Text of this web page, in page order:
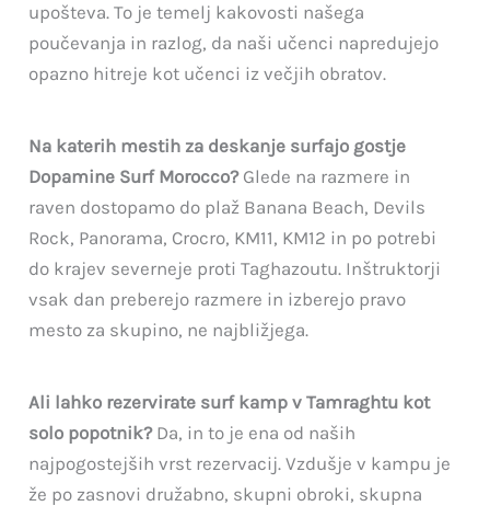
upošteva. To je temelj kakovosti našega
poučevanja in razlog, da naši učenci napredujejo
opazno hitreje kot učenci iz večjih obratov.
Na katerih mestih za deskanje surfajo gostje
Dopamine Surf Morocco?Glede na razmere in
raven dostopamo do plaž Banana Beach, Devils
Rock, Panorama, Crocro, KM11, KM12 in po potrebi
do krajev severneje proti Taghazoutu. Inštruktorji
vsak dan preberejo razmere in izberejo pravo
mesto za skupino, ne najbližjega.
Ali lahko rezervirate surf kamp v Tamraghtu kot
solo popotnik?Da, in to je ena od naših
najpogostejših vrst rezervacij. Vzdušje v kampu je
že po zasnovi družabno, skupni obroki, skupna